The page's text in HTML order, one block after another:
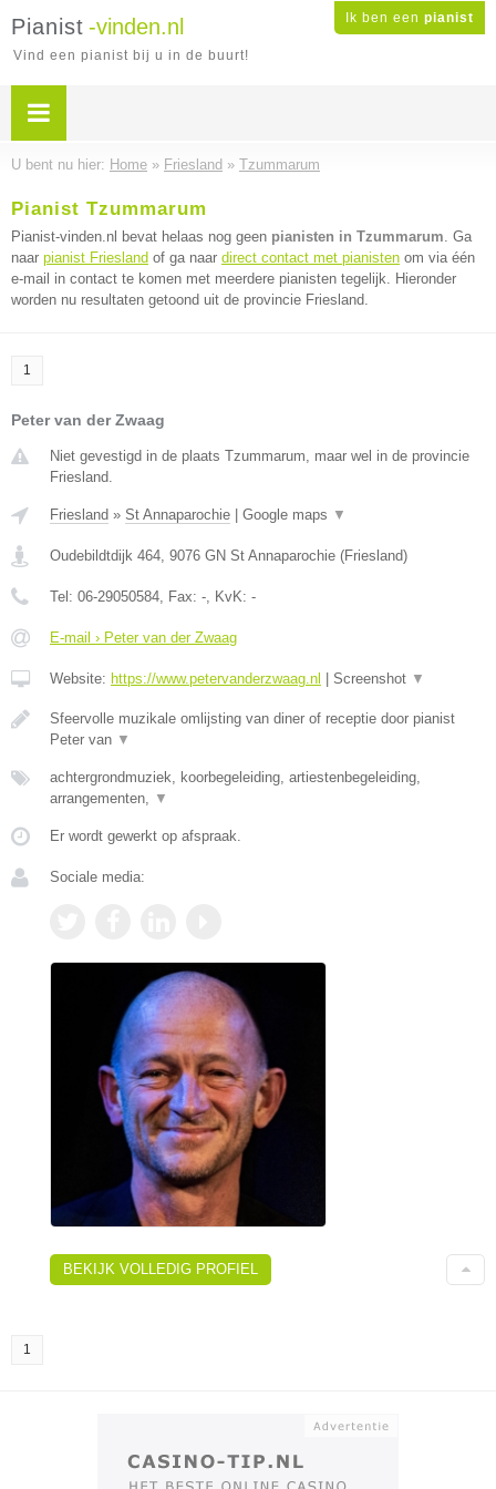
Ik ben een pianist
Pianist -vinden.nl
Vind een pianist bij u in de buurt!
U bent nu hier: Home » Friesland » Tzummarum
Pianist Tzummarum
Pianist-vinden.nl bevat helaas nog geen pianisten in Tzummarum. Ga
naar pianist Friesland of ga naar direct contact met pianisten om via één
e-mail in contact te komen met meerdere pianisten tegelijk. Hieronder
worden nu resultaten getoond uit de provincie Friesland.
1
Peter van der Zwaag
Niet gevestigd in de plaats Tzummarum, maar wel in de provincie
Friesland.
Friesland » St Annaparochie Google maps ▼
Oudebildtdijk 464, 9076 GN St Annaparochie (Friesland)
Tel: 06-29050584, Fax: -, KvK: -
E-mail › Peter van der Zwaag
Website: https://www.petervanderzwaag.nl Screenshot ▼
Sfeervolle muzikale omlijsting van diner of receptie door pianist
Peter van ▼
achtergrondmuziek, koorbegeleiding, artiestenbegeleiding,
arrangementen, ▼
Er wordt gewerkt op afspraak.
Sociale media:
BEKIJK VOLLEDIG PROFIEL
1